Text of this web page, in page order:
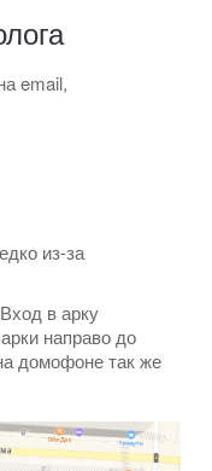
email,
из-за
в арку
направо до
домофоне так же